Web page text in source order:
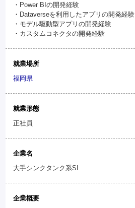
・Power BIの開発経験
・Dataverseを利用したアプリの開発経験
・モデル駆動型アプリの開発経験
・カスタムコネクタの開発経験
就業場所
福岡県
就業形態
正社員
企業名
大手シンクタンク系SI
企業概要